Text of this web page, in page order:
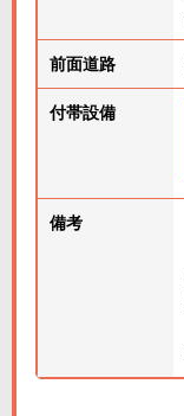
前面道路
付帯設備
備考